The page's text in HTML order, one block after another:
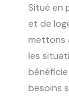
Situé en
et de
mettons
les
besoins